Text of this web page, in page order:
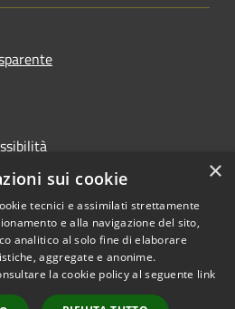
Copyright © 2026 • Comune di
×
sui cookie
tecnici e assimilati strettamente
e alla navigazione del sito,
analitico al solo fine di elaborare
aggregate e anonime.
la cookie policy al seguente link